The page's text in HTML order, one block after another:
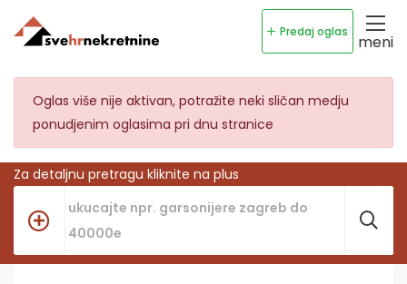
Predaj oglas
meni
Oglas više nije aktivan, potražite neki sličan medju
ponudjenim oglasima pri dnu stranice
Za detaljnu pretragu kliknite na plus